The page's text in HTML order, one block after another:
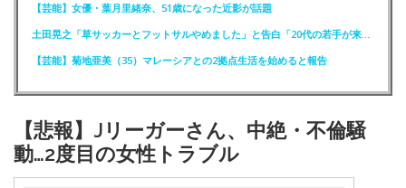
【芸能】女優・葉月里緒奈、51歳になった近影が話題
土田晃之「草サッカーとフットサルやめました」と告白「20代の若手が来るんです。つまんなくて」
【芸能】菊地亜美（35）マレーシアとの2拠点生活を始めると報告
【悲報】Jリーガーさん、中絶・不倫騒
動…2度目の女性トラブル